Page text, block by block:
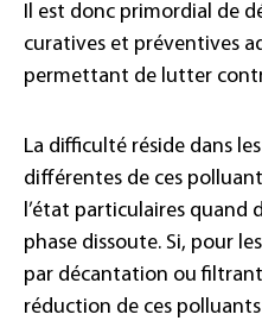
Il est donc primordial de
curatives et préventives
permettant de lutter
La difficulté réside dans
différentes de ces
l’état particulaires quand
phase dissoute. Si, pour
par décantation ou
réduction de ces